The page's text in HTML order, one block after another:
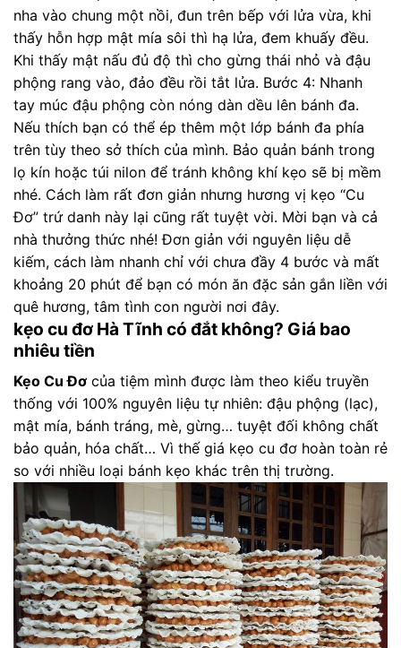
nha vào chung một nồi, đun trên bếp với lửa vừa, khi
thấy hỗn hợp mật mía sôi thì hạ lửa, đem khuấy đều.
Khi thấy mật nấu đủ độ thì cho gừng thái nhỏ và đậu
phộng rang vào, đảo đều rồi tắt lửa. Bước 4: Nhanh
tay múc đậu phộng còn nóng dàn dều lên bánh đa.
Nếu thích bạn có thể ép thêm một lớp bánh đa phía
trên tùy theo sở thích của mình. Bảo quản bánh trong
lọ kín hoặc túi nilon để tránh không khí kẹo sẽ bị mềm
nhé. Cách làm rất đơn giản nhưng hương vị kẹo “Cu
Đơ” trứ danh này lại cũng rất tuyệt vời. Mời bạn và cả
nhà thưởng thức nhé! Đơn giản với nguyên liệu dễ
kiếm, cách làm nhanh chỉ với chưa đầy 4 bước và mất
khoảng 20 phút để bạn có món ăn đặc sản gắn liền với
quê hương, tâm tình con người nơi đây.
kẹo cu đơ Hà Tĩnh có đắt không? Giá bao
nhiêu tiền
Kẹo Cu Đơ của tiệm mình được làm theo kiểu truyền
thống với 100% nguyên liệu tự nhiên: đậu phộng (lạc),
mật mía, bánh tráng, mè, gừng… tuyệt đối không chất
bảo quản, hóa chất… Vì thế giá kẹo cu đơ hoàn toàn rẻ
so với nhiều loại bánh kẹo khác trên thị trường.